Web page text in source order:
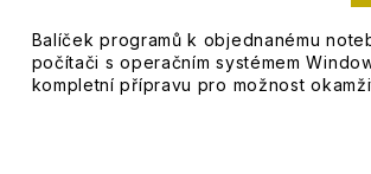
Balíček programů k objednanému
počítači s operačním systémem
kompletní přípravu pro možnost